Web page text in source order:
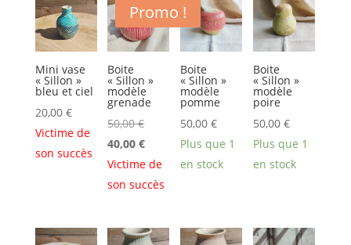
Mini vase
« Sillon »
bleu et ciel
20,00 €
Victime de
son succès
Promo !
Boite
« Sillon »
modèle
grenade
50,00€Le
prix
initial
était :
40,00€Le
prix
actuel
Victime de
son succès
Boite
« Sillon »
modèle
pomme
50,00€
Plus que 1
en stock
Boite
« Sillon »
modèle
poire
50,00 €
Plus que 1
en stock